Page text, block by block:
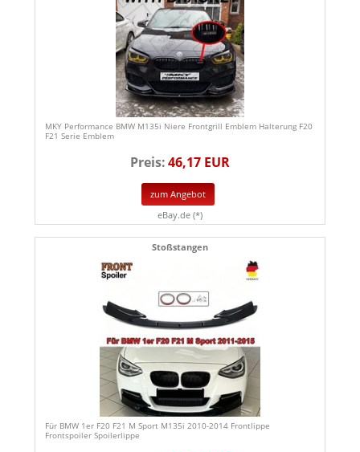
MKY Performance BMW M135i Niere Frontgrill Emblem Halterung F20
F21 Serie Emblem
Preis:46,17 EUR
zum Angebot
eBay.de (*)
Stoßstangen
Für BMW 1er F20 F21 M Sport M135i 2010-2014 Frontlippe
Frontspoiler Spoilerlippe